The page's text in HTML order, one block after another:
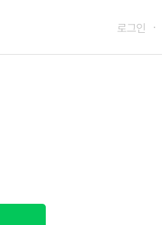
로그인